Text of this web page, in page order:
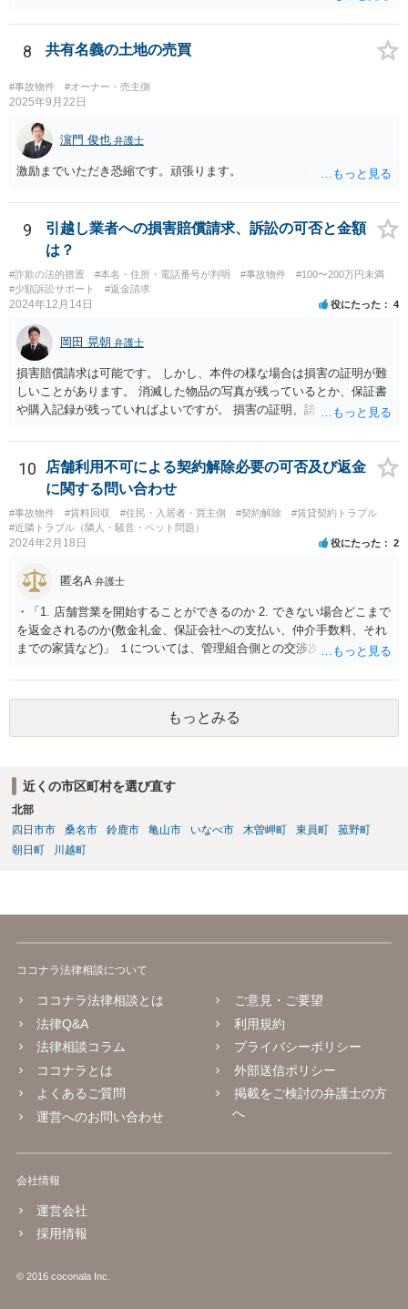
めることができる状況であれば、事実上、賃料の見直し（増額）や買
取りの交渉をすることもあり得るでしょう。 反対に、明け渡しを求め
ることが難しいのであれば、賃料の見直し（増額）や買取りの交渉も
困難とならざるを得ないでしょう。 いずれにしても、（強制的な）明
け渡しなどの請求もお考えなのであれば、現況や契約書等の確認が不
可欠ですから、資料等一式を持参して弁護士にご相談された方がよい
かと思います。
8 共有名義の土地の売買
#事故物件 #オーナー・売主側
2025年9月22日
濵門 俊也 弁護士
激励までいただき恐縮です。頑張ります。
9
引越し業者への損害賠償請求、訴訟の可否と金額
は？
#詐欺の法的措置 #本名・住所・電話番号が判明 #事故物件
#100〜200万円未満
#少額訴訟サポート
#返金請求
2024年12月14日 役にたった 4
岡田 晃朝 弁護士
損害賠償請求は可能です。 しかし、本件の様な場合は損害の証明が難
しいことがあります。 消滅した物品の写真が残っているとか、保証書
や購入記録が残っていればよいですが。 損害の証明、請求する側にあ
協議しながら落としどころを探すしかないでしょう。
10
店舗利用不可による契約解除必要の可否及び返金
に関する問い合わせ
#事故物件 #賃料回収 #住民・入居者・買主側 #契約解除
#賃貸契約トラブル
#近隣トラブル（隣人・騒音・ペット問題）
2024年2月18日 役にたった 2
匿名A 弁護士
・「1. 店舗営業を開始することができるのか 2. できない場合どこまで
を返金されるのか(敷金礼金、保証会社への支払い、仲介手数料、それ
までの家賃など)」 １については、管理組合側との交渉次第と思われま
渉を行うべきでしょう。 ２に関しては、返金ではなく、管理会社や貸
主に対して請求をすることになるかと思いますが、営業損害（営業で
きていたら得られた利益）を含まないのであれば認められると考えら
れます。
もっとみる
近くの市区町村を選び直す
北部
四日市市
桑名市 鈴鹿市 亀山市 いなべ市 木曽岬町 東員町
菰野町
朝日町
川越町
ココナラ法律相談について
ココナラ法律相談とは
法律Q&A
法律相談コラム
ココナラとは
よくあるご質問
運営へのお問い合わせ
ご意見・ご要望
利用規約
プライバシーポリシー
外部送信ポリシー
掲載をご検討の弁護士の方
へ
会社情報
運営会社
採用情報
© 2016 coconala Inc.